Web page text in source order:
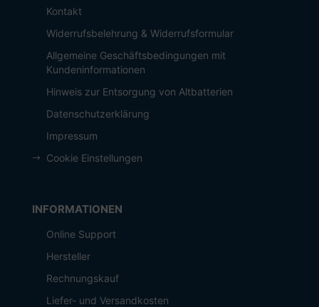
Kontakt
Widerrufsbelehrung & Widerrufsformular
Allgemeine Geschäftsbedingungen mit
Kundeninformationen
Hinweis zur Entsorgung von Altbatterien
Datenschutzerklärung
Impressum
Cookie Einstellungen
INFORMATIONEN
Online Support
Hersteller
Rechnungskauf
Liefer- und Versandkosten